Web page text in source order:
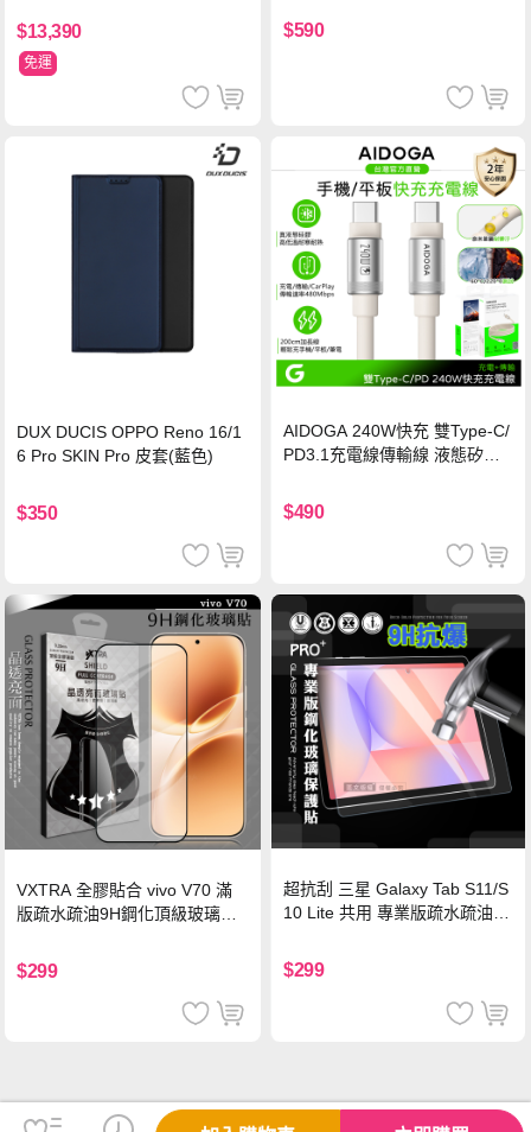
$13,390
免運
保護貼
$590
DUX DUCIS OPPO Reno 16/1
6 Pro SKIN Pro 皮套(藍色)
$350
AIDOGA 240W快充 雙Type-C/
PD3.1充電線傳輸線 液態矽膠
機/平板/筆電
$490
VXTRA 全膠貼合 vivo V70 滿
版疏水疏油9H鋼化頂級玻璃貼
$299
超抗刮 三星 Galaxy Tab S11/S
10 Lite 共用 專業版疏水疏油9
$299